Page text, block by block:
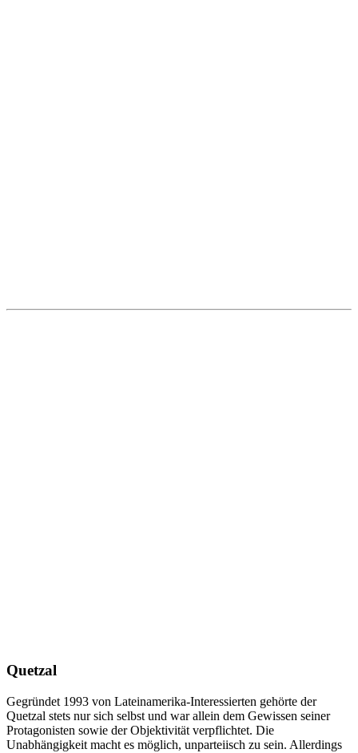
Quetzal
Gegründet 1993 von Lateinamerika-Interessierten gehörte der
Quetzal stets nur sich selbst und war allein dem Gewissen seiner
Protagonisten sowie der Objektivität verpflichtet. Die
Unabhängigkeit macht es möglich, unparteiisch zu sein. Allerdings